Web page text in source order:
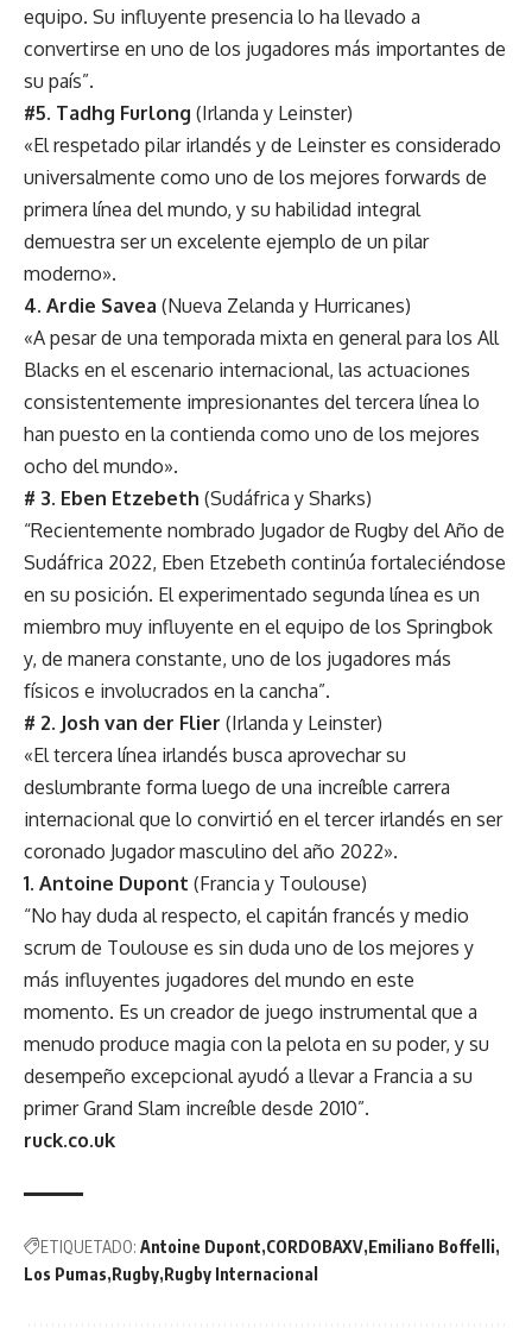
equipo. Su influyente presencia lo ha llevado a
convertirse en uno de los jugadores más importantes de
su país”.
#5. Tadhg Furlong (Irlanda y Leinster)
«El respetado pilar irlandés y de Leinster es considerado
universalmente como uno de los mejores forwards de
primera línea del mundo, y su habilidad integral
demuestra ser un excelente ejemplo de un pilar
moderno».
4. Ardie Savea (Nueva Zelanda y Hurricanes)
«A pesar de una temporada mixta en general para los All
Blacks en el escenario internacional, las actuaciones
consistentemente impresionantes del tercera línea lo
han puesto en la contienda como uno de los mejores
ocho del mundo».
# 3. Eben Etzebeth (Sudáfrica y Sharks)
“Recientemente nombrado Jugador de Rugby del Año de
Sudáfrica 2022, Eben Etzebeth continúa fortaleciéndose
en su posición. El experimentado segunda línea es un
miembro muy influyente en el equipo de los Springbok
y, de manera constante, uno de los jugadores más
físicos e involucrados en la cancha”.
# 2. Josh van der Flier (Irlanda y Leinster)
«El tercera línea irlandés busca aprovechar su
deslumbrante forma luego de una increíble carrera
internacional que lo convirtió en el tercer irlandés en ser
coronado Jugador masculino del año 2022».
1. Antoine Dupont (Francia y Toulouse)
“No hay duda al respecto, el capitán francés y medio
scrum de Toulouse es sin duda uno de los mejores y
más influyentes jugadores del mundo en este
momento. Es un creador de juego instrumental que a
menudo produce magia con la pelota en su poder, y su
desempeño excepcional ayudó a llevar a Francia a su
primer Grand Slam increíble desde 2010”.
ruck.co.uk
ETIQUETADO: Antoine Dupont CORDOBAXV Emiliano Boffelli
Los Pumas Rugby Rugby Internacional